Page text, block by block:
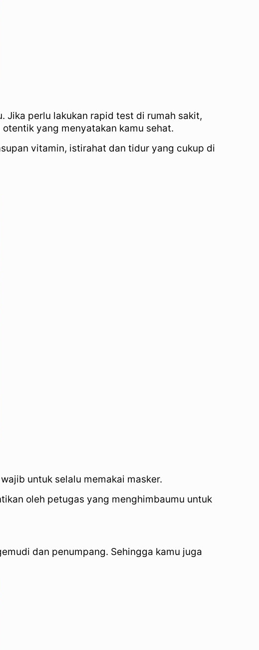
Jika perlu lakukan rapid test di rumah sakit,
yang menyatakan kamu sehat.
vitamin, istirahat dan tidur yang cukup di
untuk selalu memakai masker.
oleh petugas yang menghimbaumu untuk
dan penumpang. Sehingga kamu juga